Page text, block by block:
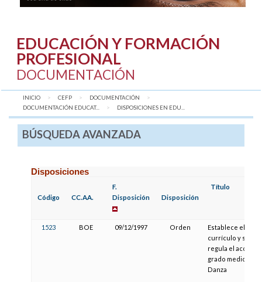
EDUCACIÓN Y FORMACIÓN
PROFESIONAL
DOCUMENTACIÓN
INICIO CEFP
DOCUMENTACIÓN
DOCUMENTACIÓN EDUCAT...
AQUÍ:
DISPOSICIONES EN EDU...
BÚSQUEDA AVANZADA
Disposiciones
Código CC.AA.
F.
Disposición
Disposición
Título
1523 BOE 09/12/1997 Orden
Establece el
currículo y se
regula el acceso
grado medio de
Danza